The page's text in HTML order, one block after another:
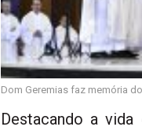
Dom Geremias faz memória
Destacando a